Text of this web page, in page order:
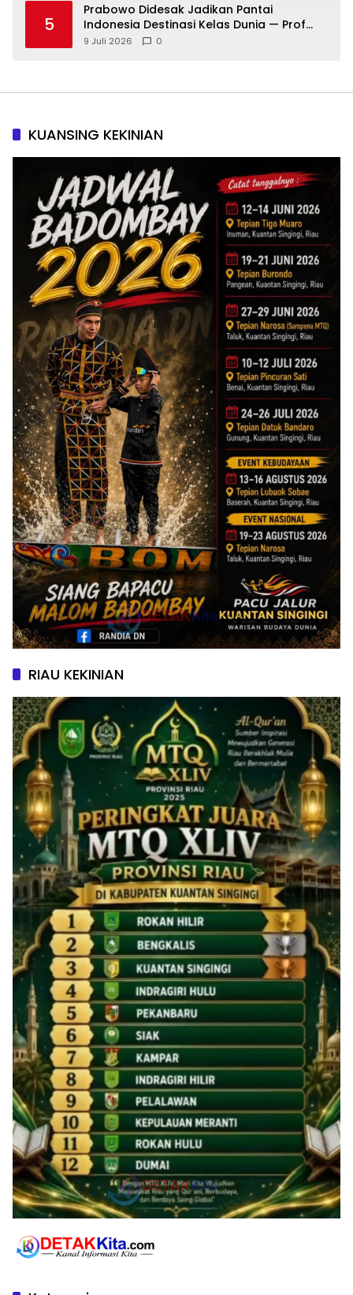
5
Prabowo Didesak Jadikan Pantai
Indonesia Destinasi Kelas Dunia — Prof
Sutan Nasomal: Perintahkan Kepala
9 Juli 2026 0
KUANSING KEKINIAN
RIAU KEKINIAN